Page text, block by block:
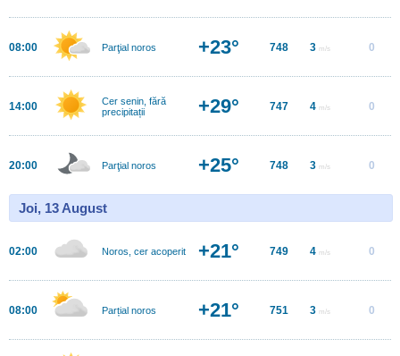
08:00 Parţial noros +23° 748 3 m/s 0
14:00
Cer senin, fără
precipitații
+29° 747 4 m/s 0
20:00 Parţial noros +25° 748 3 m/s 0
Joi, 13 August
02:00 Noros, cer acoperit +21° 749 4 m/s 0
08:00 Parțial noros +21° 751 3 m/s 0